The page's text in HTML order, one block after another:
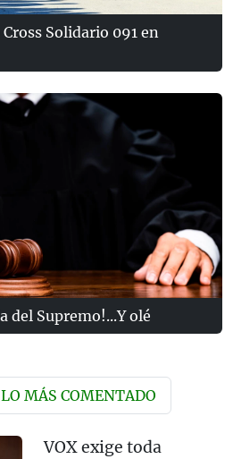
Solidario 091 en
del Supremo!...Y olé
LO MÁS COMENTADO
VOX exige toda